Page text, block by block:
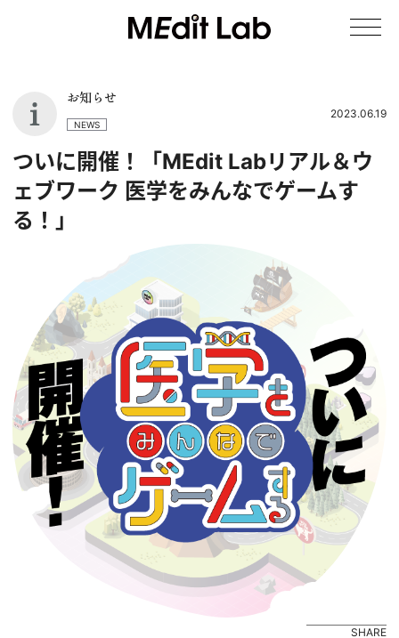
お知らせ
NEWS
2023.06.19
ついに開催！「MEdit Labリアル＆ウ
ェブワーク 医学をみんなでゲームす
る！」
SHARE